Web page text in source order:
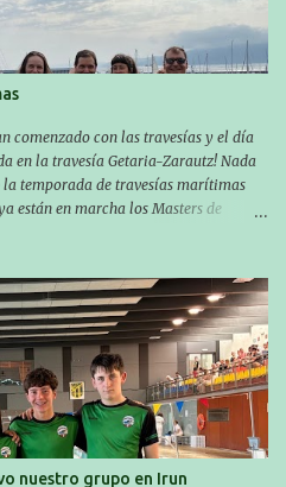
comenzado con las travesías y el día
en la travesía Getaria-Zarautz! Nada
temporada de travesías marítimas
están en marcha los Masters de
julio, Manu Santos participó en la
y recorrió una distancia de 1600
Al día siguiente, Manu Santos y su
en la V. San Antón Bira. En esta
la playa de Gaztetape hasta la playa
del mar de aquel día, la organización
de la playa de Malkorbe. Así,
y 30 segundos, c...
nuestro grupo en Irun